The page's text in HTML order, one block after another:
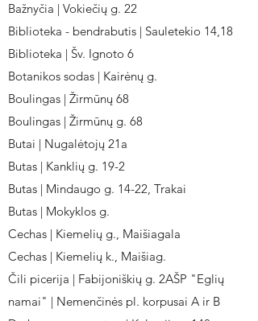
Bažnyčia | Vokiečių g. 22
Biblioteka - bendrabutis | Sauletekio 14,18
Biblioteka | Šv. Ignoto 6
Botanikos sodas | Kairėnų g.
Boulingas | Žirmūnų 68
Boulingas | Žirmūnų g. 68
Butai | Nugalėtojų 21a
Butas | Kanklių g. 19-2
Butas | Mindaugo g. 14-22, Trakai
Butas | Mokyklos g.
Cechas | Kiemelių g., Maišiagala
Cechas | Kiemelių k., Maišiag.
Čili picerija | Fabijoniškių g. 2AŠP "Eglių
namai" | Nemenčinės pl. korpusai A ir B